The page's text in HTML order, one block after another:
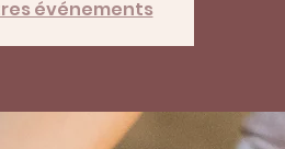
événements